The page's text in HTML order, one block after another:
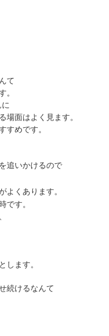
て
場面はよく見ます。
めです。
追いかけるので
よくあります。
す。
ます。
続けるなんて